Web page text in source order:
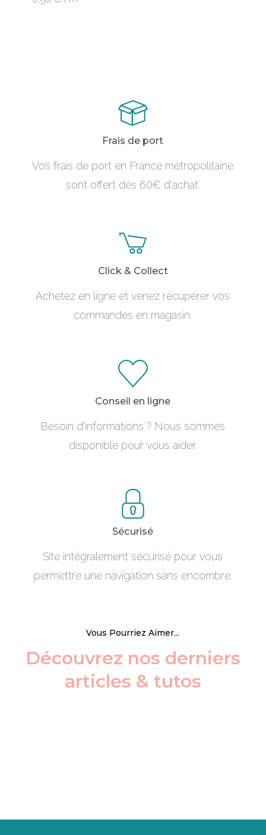
options
choisies
sur
produit
Frais de port
Vos frais de port en France métropolitaine
sont offert dès 60€ d'achat.
Click & Collect
Achetez en ligne et venez récupérer vos
commandes en magasin.
Conseil en ligne
Besoin d'informations ? Nous sommes
disponible pour vous aider.
Sécurisé
Site intégralement sécurisé pour vous
permettre une navigation sans encombre.
Vous Pourriez Aimer...
Découvrez nos derniers
articles & tutos